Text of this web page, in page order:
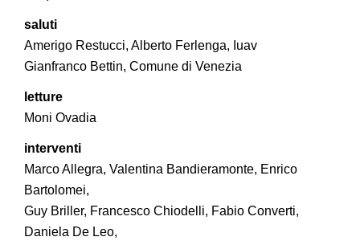
saluti
Amerigo Restucci, Alberto Ferlenga, Iuav
Gianfranco Bettin, Comune di Venezia
letture
Moni Ovadia
interventi
Marco Allegra, Valentina Bandieramonte, Enrico
Bartolomei,
Guy Briller, Francesco Chiodelli, Fabio Converti,
Daniela De Leo,